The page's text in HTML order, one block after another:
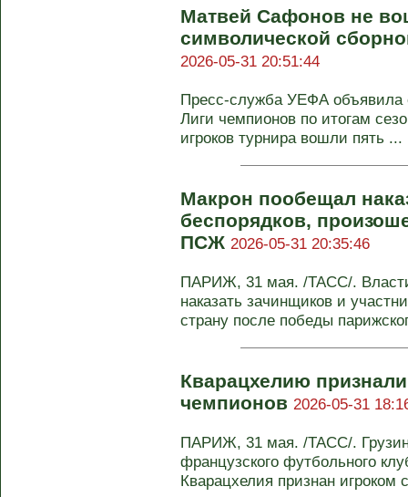
Матвей Сафонов не
символической
2026-05-31 20:51:44
Пресс-служба УЕФА объявила
Лиги чемпионов по итогам
игроков турнира вошли пять ...
Макрон пообещал
беспорядков,
ПСЖ 2026-05-31 20:35:46
ПАРИЖ, 31 мая. /ТАСС/.
наказать зачинщиков и
страну после победы
Кварацхелию
чемпионов 2026-05-31
ПАРИЖ, 31 мая. /ТАСС/.
французского футбольного
Кварацхелия признан игроком